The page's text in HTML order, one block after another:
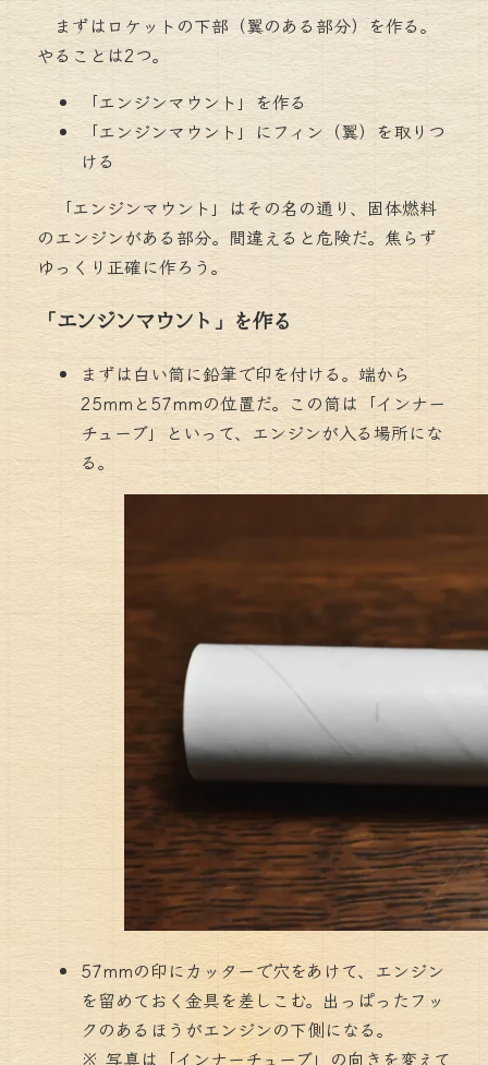
まずはロケットの下部（翼のある部分）を作る。
やることは2つ。
「エンジンマウント」を作る
「エンジンマウント」にフィン（翼）を取りつ
ける
「エンジンマウント」はその名の通り、固体燃料
のエンジンがある部分。間違えると危険だ。焦らず
ゆっくり正確に作ろう。
「エンジンマウント」を作る
まずは白い筒に鉛筆で印を付ける。端から
25mmと57mmの位置だ。この筒は「インナー
チューブ」といって、エンジンが入る場所にな
る。
57mmの印にカッターで穴をあけて、エンジン
を留めておく金具を差しこむ。出っぱったフッ
クのあるほうがエンジンの下側になる。
※ 写真は「インナーチューブ」の向きを変えて